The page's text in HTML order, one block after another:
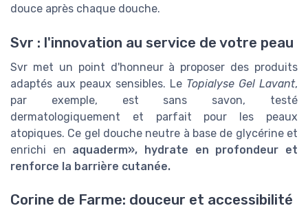
douce après chaque douche.
Svr : l'innovation au service de votre peau
Svr met un point d'honneur à proposer des produits
adaptés aux peaux sensibles. Le Topialyse Gel Lavant,
par exemple, est sans savon, testé
dermatologiquement et parfait pour les peaux
atopiques. Ce gel douche neutre à base de glycérine et
enrichi en aquaderm», hydrate en profondeur et
renforce la barrière cutanée.
Corine de Farme: douceur et accessibilité